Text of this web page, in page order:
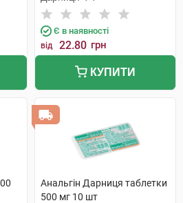
Є в наявності
від 22.80 грн
КУПИТИ
Анальгін Дарниця таблетки
500 мг 10 шт